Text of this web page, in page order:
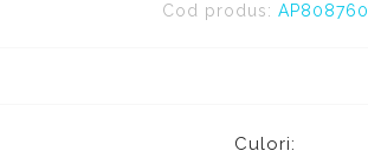
Cod produs: AP808760
Culori: